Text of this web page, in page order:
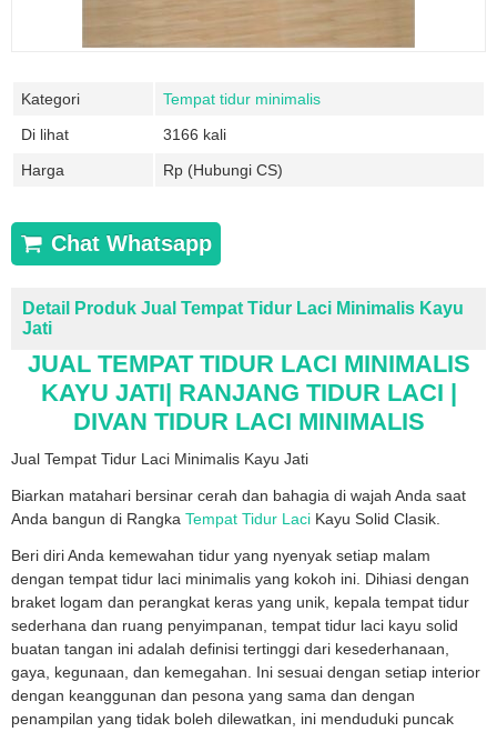
Kategori
Tempat tidur minimalis
Di lihat
3166 kali
Harga
Rp (Hubungi CS)
Chat Whatsapp
Detail Produk Jual Tempat Tidur Laci Minimalis Kayu
Jati
JUAL TEMPAT TIDUR LACI MINIMALIS
KAYU JATI| RANJANG TIDUR LACI |
DIVAN TIDUR LACI MINIMALIS
Jual Tempat Tidur Laci Minimalis Kayu Jati
Biarkan matahari bersinar cerah dan bahagia di wajah Anda saat
Anda bangun di Rangka Tempat Tidur Laci Kayu Solid Clasik.
Beri diri Anda kemewahan tidur yang nyenyak setiap malam
dengan tempat tidur laci minimalis yang kokoh ini. Dihiasi dengan
braket logam dan perangkat keras yang unik, kepala tempat tidur
sederhana dan ruang penyimpanan, tempat tidur laci kayu solid
buatan tangan ini adalah definisi tertinggi dari kesederhanaan,
gaya, kegunaan, dan kemegahan. Ini sesuai dengan setiap interior
dengan keanggunan dan pesona yang sama dan dengan
penampilan yang tidak boleh dilewatkan, ini menduduki puncak